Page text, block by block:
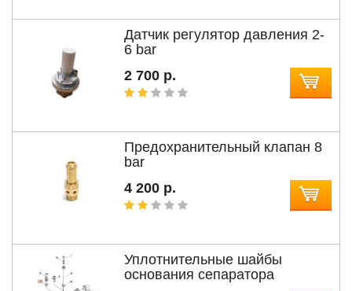
Датчик регулятор давления 2-
6 bar
2 700 р.
Предохранительный клапан 8
bar
4 200 р.
Уплотнительные шайбы
основания сепаратора